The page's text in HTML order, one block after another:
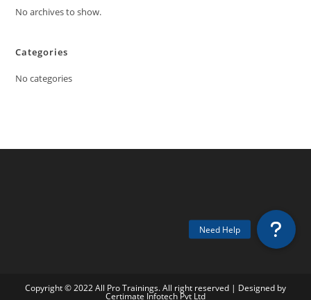
No archives to show.
Categories
No categories
Copyright © 2022 All Pro Trainings. All right reserved | Designed by
Certimate Infotech Pvt Ltd